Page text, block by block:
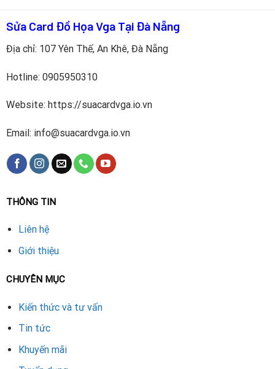
Sửa Card Đồ Họa Vga Tại Đà Nẵng
Địa chỉ: 107 Yên Thế, An Khê, Đà Nẵng
Hotline: 0905950310
Website: https://suacardvga.io.vn
Email: info@suacardvga.io.vn
THÔNG TIN
Liên hệ
Giới thiệu
CHUYÊN MỤC
Kiến thức và tư vấn
Tin tức
Khuyến mãi